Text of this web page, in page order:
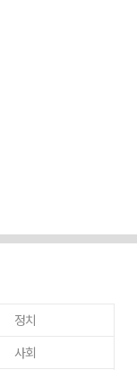
정치
사회